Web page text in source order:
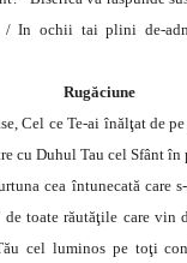
In ochii tai plini de-
Rugăciune
Cel ce Te-ai înălţat de
cu Duhul Tau cel Sfânt
cea întunecată care
de toate răutăţile care vin
cel luminos pe toţi